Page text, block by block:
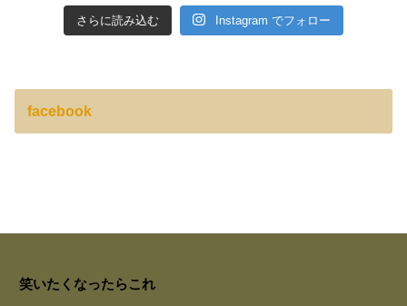
さらに読み込む Instagram でフォロー
facebook
笑いたくなったらこれ